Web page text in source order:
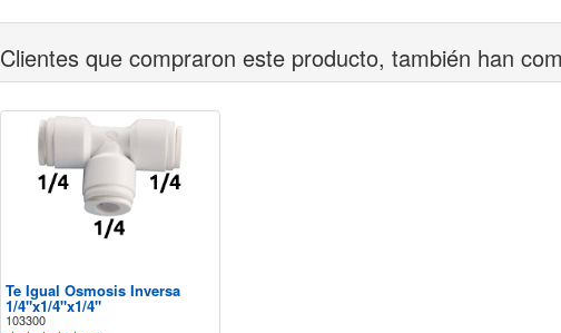
Clientes que compraron este producto, también han
Te Igual Osmosis Inversa
1/4"x1/4"x1/4"
103300